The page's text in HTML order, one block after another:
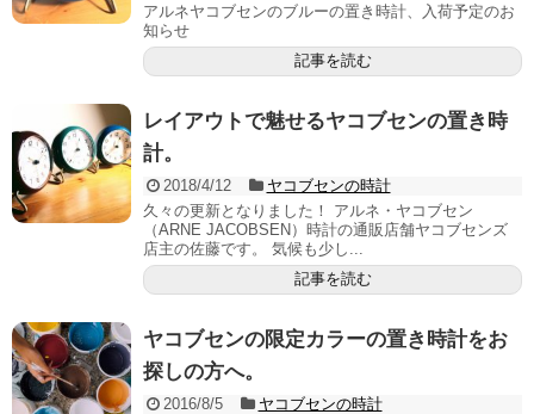
アルネヤコブセンのブルーの置き時計、入荷予定のお
知らせ
記事を読む
レイアウトで魅せるヤコブセンの置き時
計。
2018/4/12
ヤコブセンの時計
久々の更新となりました！ アルネ・ヤコブセン
（ARNE JACOBSEN）時計の通販店舗ヤコブセンズ
店主の佐藤です。 気候も少し...
記事を読む
ヤコブセンの限定カラーの置き時計をお
探しの方へ。
2016/8/5
ヤコブセンの時計